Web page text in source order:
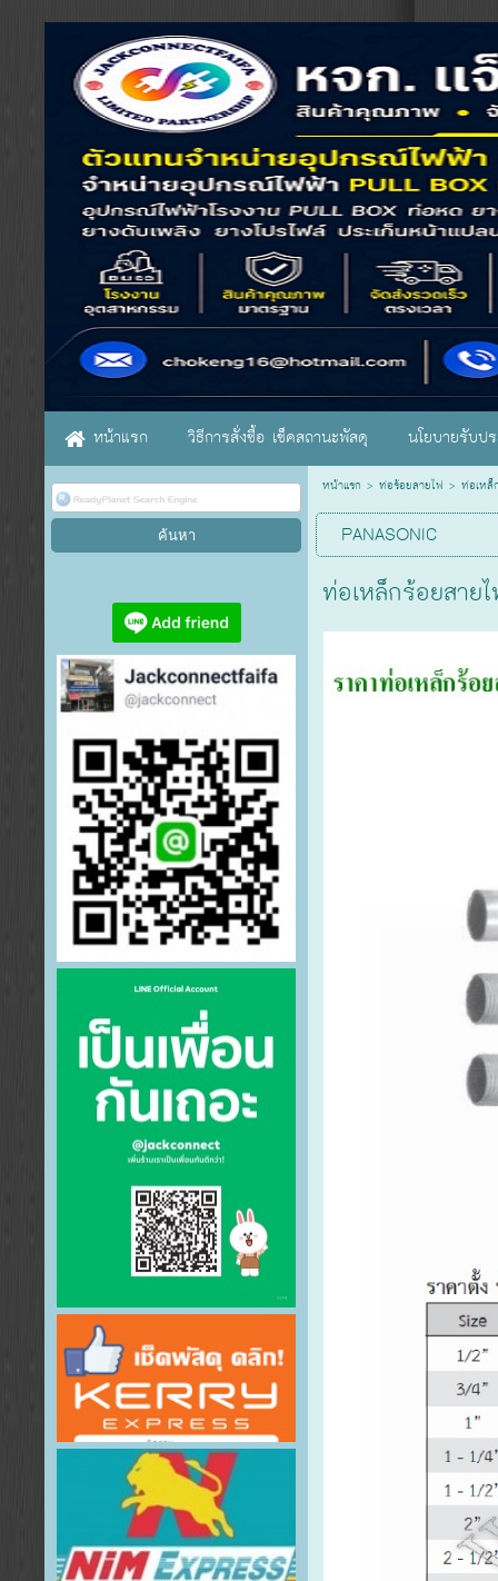
หน้าแรก วิธีการสั่งซื้อ เช็คสถานะพัสดุ นโยบายรับป
หน้าแรก > ท่อร้อยสายไฟ > ท่อเหล็
PANASONIC
ท่อเหล็กร้อยสาย